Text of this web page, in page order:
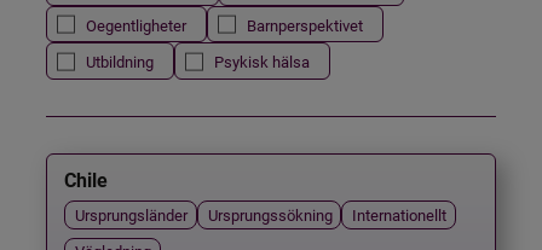
Oegentligheter
Barnperspektivet
Utbildning
Psykisk hälsa
Chile
Ursprungsländer Ursprungssökning
Internationellt